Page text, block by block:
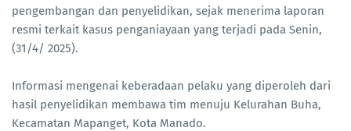
pengembangan dan penyelidikan, sejak menerima laporan
resmi terkait kasus penganiayaan yang terjadi pada Senin,
(31/4/ 2025).
Informasi mengenai keberadaan pelaku yang diperoleh dari
hasil penyelidikan membawa tim menuju Kelurahan Buha,
Kecamatan Mapanget, Kota Manado.